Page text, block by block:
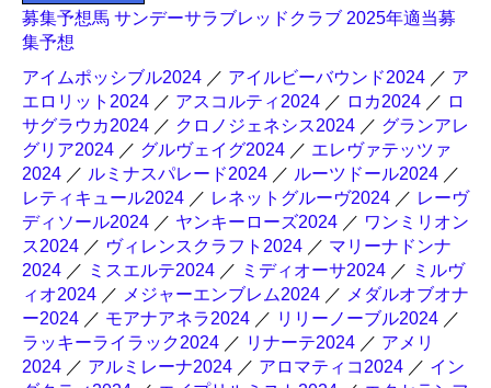
募集予想馬 サンデーサラブレッドクラブ 2025年適当募
集予想
アイムポッシブル2024 ／ アイルビーバウンド2024 ／ ア
エロリット2024 ／ アスコルティ2024 ／ ロカ2024 ／ ロ
サグラウカ2024 ／ クロノジェネシス2024 ／ グランアレ
グリア2024 ／ グルヴェイグ2024 ／ エレヴァテッツァ
2024 ／ ルミナスパレード2024 ／ ルーツドール2024 ／
レティキュール2024 ／ レネットグルーヴ2024 ／ レーヴ
ディソール2024 ／ ヤンキーローズ2024 ／ ワンミリオン
ス2024 ／ ヴィレンスクラフト2024 ／ マリーナドンナ
2024 ／ ミスエルテ2024 ／ ミディオーサ2024 ／ ミルヴ
ィオ2024 ／ メジャーエンブレム2024 ／ メダルオブオナ
ー2024 ／ モアナアネラ2024 ／ リリーノーブル2024 ／
ラッキーライラック2024 ／ リナーテ2024 ／ アメリ
2024 ／ アルミレーナ2024 ／ アロマティコ2024 ／ イン